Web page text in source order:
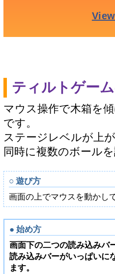
ティルトゲー
マウス操作で木箱を
です。
ステージレベルが上
同時に複数のボール
○ 遊び方
画面の上でマウスを動かし
● 始め方
画面下の二つの読み込みバ
読み込みバーがいっぱいに
ます。